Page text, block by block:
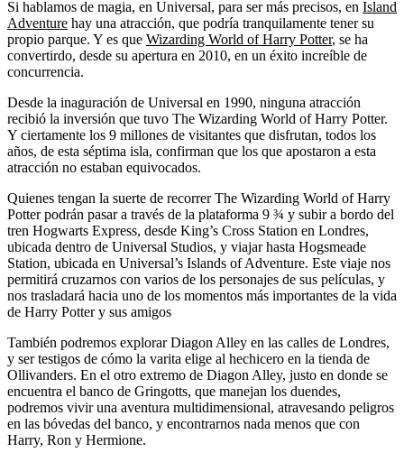
Si hablamos de magia, en Universal, para ser más precisos, en Island
Adventure hay una atracción, que podría tranquilamente tener su
propio parque. Y es que Wizarding World of Harry Potter, se ha
convertirdo, desde su apertura en 2010, en un éxito increíble de
concurrencia.
Desde la inaguración de Universal en 1990, ninguna atracción
recibió la inversión que tuvo The Wizarding World of Harry Potter.
Y ciertamente los 9 millones de visitantes que disfrutan, todos los
años, de esta séptima isla, confirman que los que apostaron a esta
atracción no estaban equivocados.
Quienes tengan la suerte de recorrer The Wizarding World of Harry
Potter podrán pasar a través de la plataforma 9 ¾ y subir a bordo del
tren Hogwarts Express, desde King’s Cross Station en Londres,
ubicada dentro de Universal Studios, y viajar hasta Hogsmeade
Station, ubicada en Universal’s Islands of Adventure. Este viaje nos
permitirá cruzarnos con varios de los personajes de sus películas, y
nos trasladará hacia uno de los momentos más importantes de la vida
de Harry Potter y sus amigos
También podremos explorar Diagon Alley en las calles de Londres,
y ser testigos de cómo la varita elige al hechicero en la tienda de
Ollivanders. En el otro extremo de Diagon Alley, justo en donde se
encuentra el banco de Gringotts, que manejan los duendes,
podremos vivir una aventura multidimensional, atravesando peligros
en las bóvedas del banco, y encontrarnos nada menos que con
Harry, Ron y Hermione.